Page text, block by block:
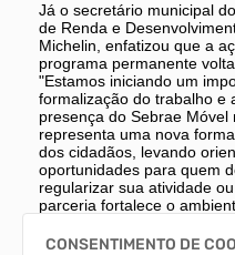
Já o secretário municipal
de Renda e
Michelin, enfatizou que a
programa permanente
"Estamos iniciando um
formalização do trabalho e
presença do Sebrae
representa uma nova
dos cidadãos, levando
oportunidades para quem
regularizar sua atividade
parceria fortalece o
possibilidades de
regiões de Sumaré."
CONSENTIMENTO DE